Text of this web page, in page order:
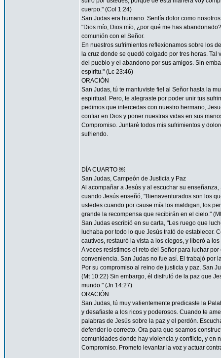
cuerpo." (Col 1:24)
San Judas era humano. Sentía dolor como
"Dios mío, Dios mío, ¿por qué me has
comunión con el Señor.
En nuestros sufrimientos reflexionamos sobre los
la cruz donde se quedó colgado por tres horas.
del pueblo y el abandono por sus amigos. Sin
espíritu." (Lc 23:46)
ORACIÓN
San Judas, tú te mantuviste fiel al Señor hasta la
espiritual. Pero, te alegraste por poder unir tus
pedimos que intercedas con nuestro hermano,
confiar en Dios y poner nuestras vidas en sus
Compromiso. Juntaré todos mis sufrimientos y
sufriendo.
DÍA CUARTO ￼
San Judas, Campeón de Justicia y Paz
Al acompañar a Jesús y al escuchar su
cuando Jesús enseñó, "Bienaventurados son los
ustedes cuando por cause mía los maldigan, los
grande la recompensa que recibirán en el cielo."
San Judas escribió en su carta, "Les ruego que
luchaba por todo lo que Jesús trató de establecer.
cautivos, restauró la vista a los ciegos, y liberó a
A veces resistimos el reto del Señor para luchar
conveniencia. San Judas no fue así. El trabajó por
Por su compromiso al reino de justicia y paz, San
(Mt 10:22) Sin embargo, él disfrutó de la paz que
mundo." (Jn 14:27)
ORACIÓN
San Judas, tú muy valientemente predicaste la
y desafiaste a los ricos y poderosos. Cuando te
palabras de Jesús sobre la paz y el perdón.
defender lo correcto. Ora para que seamos
comunidades donde hay violencia y conflicto, y en
Compromiso. Prometo levantar la voz y actuar